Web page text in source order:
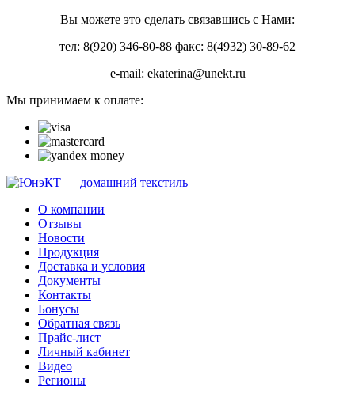
Вы можете это сделать связавшись с Нами:
тел: 8(920) 346-80-88 факс: 8(4932) 30-89-62
e-mail: ekaterina@unekt.ru
Мы принимаем к оплате:
О компании
Отзывы
Новости
Продукция
Доставка и условия
Документы
Контакты
Бонусы
Обратная связь
Прайс-лист
Личный кабинет
Видео
Регионы